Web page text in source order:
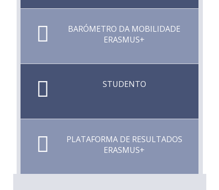
BARÓMETRO DA MOBILIDADE
ERASMUS+
STUDENTO
PLATAFORMA DE RESULTADOS
ERASMUS+